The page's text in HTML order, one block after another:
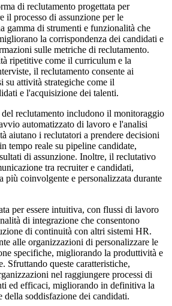
di reclutamento progettata per
il processo di assunzione per le
gamma di strumenti e funzionalità che
la corrispondenza dei candidati e
sulle metriche di reclutamento.
ripetitive come il curriculum e la
il reclutamento consente ai
su attività strategiche come il
e l'acquisizione dei talenti.
reclutamento includono il monitoraggio
automatizzato di lavoro e l'analisi
aiutano i reclutatori a prendere decisioni
tempo reale su pipeline candidate,
di assunzione. Inoltre, il reclutativo
tra recruiter e candidati,
più coinvolgente e personalizzata durante
per essere intuitiva, con flussi di lavoro
di integrazione che consentono
di continuità con altri sistemi HR.
alle organizzazioni di personalizzare le
specifiche, migliorando la produttività e
Sfruttando queste caratteristiche,
nel raggiungere processi di
ed efficaci, migliorando in definitiva la
della soddisfazione dei candidati.